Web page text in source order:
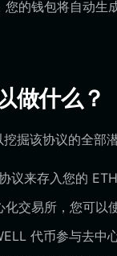
您的钱包将自动生
做什么？
掘该协议的全部
议来存入您的
交易所，您可以
代币参与去中